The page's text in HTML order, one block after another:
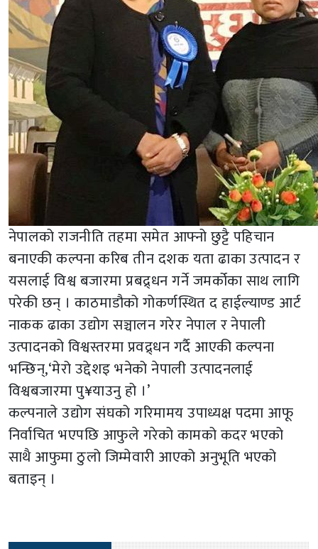
नेपालको राजनीति तहमा समेत आफ्नो छुट्टै पहिचान
बनाएकी कल्पना करिब तीन दशक यता ढाका उत्पादन र
यसलाई विश्व बजारमा प्रबद्र्धन गर्ने जमर्कोका साथ लागि
परेकी छन् । काठमाडौको गोकर्णस्थित द हाईल्याण्ड आर्ट
नाकक ढाका उद्योग सञ्चालन गरेर नेपाल र नेपाली
उत्पादनको विश्वस्तरमा प्रवद्र्धन गर्दै आएकी कल्पना
भन्छिन्,‘मेरो उद्देशइ भनेको नेपाली उत्पादनलाई
विश्वबजारमा पु¥याउनु हो ।’
कल्पनाले उद्योग संघको गरिमामय उपाध्यक्ष पदमा आफू
निर्वाचित भएपछि आफुले गरेको कामको कदर भएको
साथै आफुमा ठुलो जिम्मेवारी आएको अनुभूति भएको
बताइन् ।